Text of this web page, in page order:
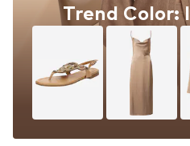
Trend Color: